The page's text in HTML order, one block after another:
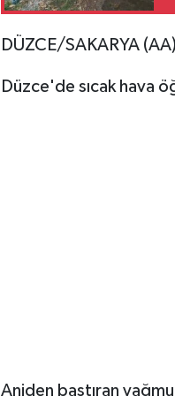
DÜZCE/SAKARYA
Düzce'de sıcak hava
Aniden bastıran